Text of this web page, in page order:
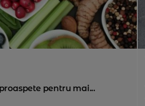
pentru mai...